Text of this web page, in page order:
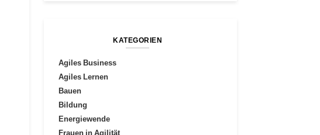
KATEGORIEN
Agiles Business
Agiles Lernen
Bauen
Bildung
Energiewende
Frauen in Agilität